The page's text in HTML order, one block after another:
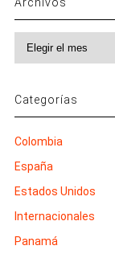
Categorías
Colombia
España
Estados Unidos
Internacionales
Panamá